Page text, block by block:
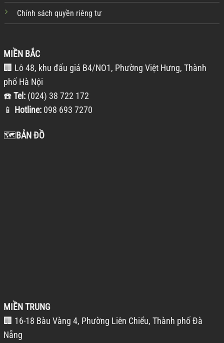
Chính sách quyền riêng tư
MIỀN BẮC
🏢 Lô 48, khu đấu giá B4/NO1, Phường Việt Hưng, Thành
phố Hà Nội
☎️Tel: (024) 38 722 172
📱 Hotline: 098 693 7270
🗺️BẢN ĐỒ
MIỀN TRUNG
🏢 16-18 Bàu Vàng 4, Phường Liên Chiểu, Thành phố Đà
Nẵng